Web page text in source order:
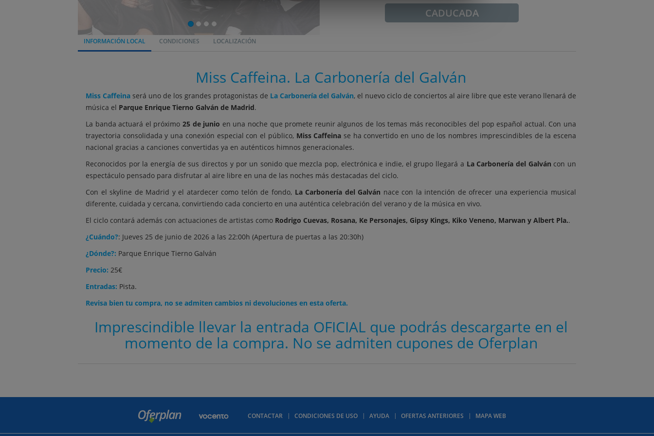
CADUCADA
INFORMACIÓN LOCAL CONDICIONES LOCALIZACIÓN
Miss Caffeina. La Carbonería del Galván
Miss Caffeina será uno de los grandes protagonistas de La Carbonería del Galván, el nuevo ciclo de conciertos al aire libre que este verano llenará de
música el Parque Enrique Tierno Galván de Madrid.
La banda actuará el próximo 25 de junio en una noche que promete reunir algunos de los temas más reconocibles del pop español actual. Con una
trayectoria consolidada y una conexión especial con el público, Miss Caffeina se ha convertido en uno de los nombres imprescindibles de la escena
nacional gracias a canciones convertidas ya en auténticos himnos generacionales.
Reconocidos por la energía de sus directos y por un sonido que mezcla pop, electrónica e indie, el grupo llegará a La Carbonería del Galván con un
espectáculo pensado para disfrutar al aire libre en una de las noches más destacadas del ciclo.
Con el skyline de Madrid y el atardecer como telón de fondo, La Carbonería del Galván nace con la intención de ofrecer una experiencia musical
diferente, cuidada y cercana, convirtiendo cada concierto en una auténtica celebración del verano y de la música en vivo.
El ciclo contará además con actuaciones de artistas como Rodrigo Cuevas, Rosana, Ke Personajes, Gipsy Kings, Kiko Veneno, Marwan y Albert Pla..
¿Cuándo?: Jueves 25 de junio de 2026 a las 22:00h (Apertura de puertas a las 20:30h)
¿Dónde?: Parque Enrique Tierno Galván
Precio: 25€
Entradas: Pista.
Revisa bien tu compra, no se admiten cambios ni devoluciones en esta oferta.
Imprescindible llevar la entrada OFICIAL que podrás descargarte en el
momento de la compra. No se admiten cupones de Oferplan
CONTACTAR CONDICIONES DE USO AYUDA OFERTAS ANTERIORES MAPA WEB